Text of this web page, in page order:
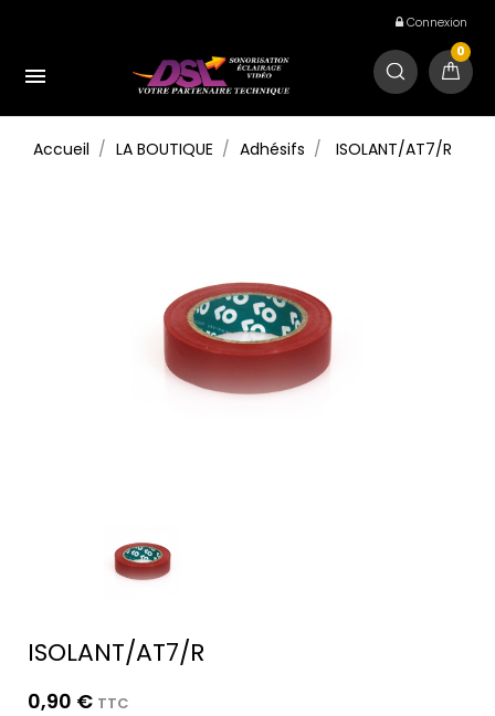
Connexion

0
Accueil LA BOUTIQUE Adhésifs ISOLANT/AT7/R
ISOLANT/AT7/R
0,90 € TTC